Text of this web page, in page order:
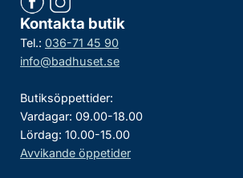
Kontakta butik
Tel.: 036-71 45 90
info@badhuset.se
Butiksöppettider:
Vardagar: 09.00-18.00
Lördag: 10.00-15.00
Avvikande öppetider